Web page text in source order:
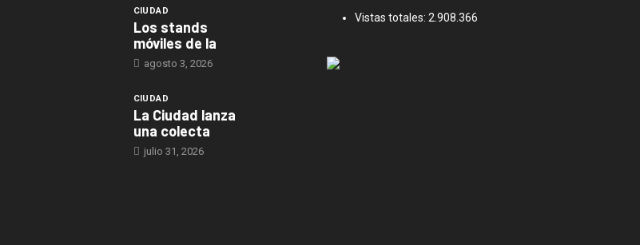
CIUDAD
Los stands
móviles de la
agosto 3, 2026
CIUDAD
La Ciudad lanza
una colecta
julio 31, 2026
Vistas totales: 2.908.366